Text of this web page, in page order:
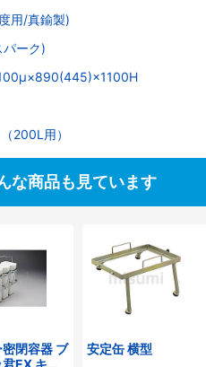
用/真鍮製)
ーク)
200L用）
な商品も見ています
閉容器 ブ
安定缶 横型